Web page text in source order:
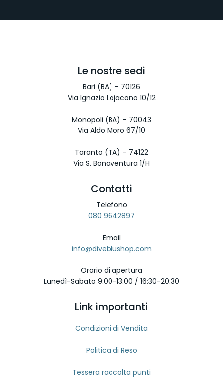
Le nostre sedi
Bari (BA) – 70126
Via Ignazio Lojacono 10/12
Monopoli (BA) – 70043
Via Aldo Moro 67/10
Taranto (TA) – 74122
Via S. Bonaventura 1/H
Contatti
Telefono
080 9642897
Email
info@diveblushop.com
Orario di apertura
Lunedì-Sabato 9:00-13:00 / 16:30-20:30
Link importanti
Condizioni di Vendita
Politica di Reso
Tessera raccolta punti